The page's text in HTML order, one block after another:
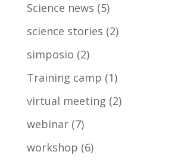
Science news (5)
science stories (2)
simposio (2)
Training camp (1)
virtual meeting (2)
webinar(7)
workshop (6)